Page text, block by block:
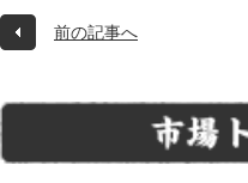
前の記事へ